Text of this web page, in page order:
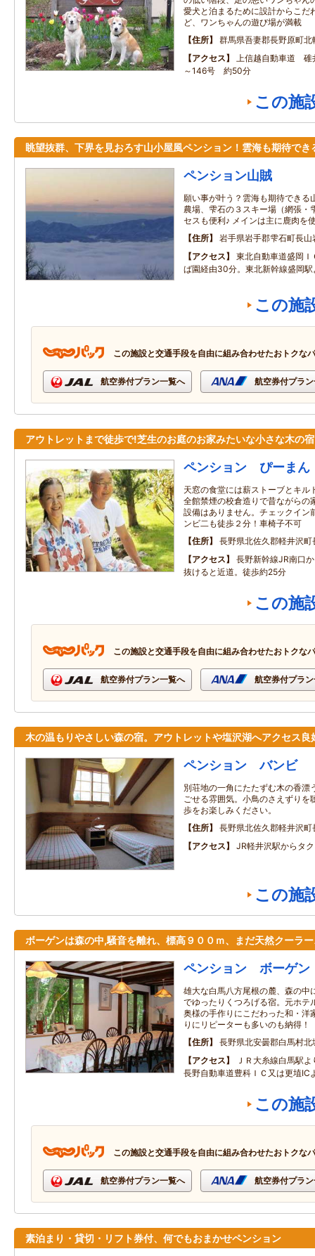
愛犬と泊まるために設計からこだ
ど、ワンちゃんの遊び場が満載
住所
群馬県吾妻郡長野原町
アクセス
上信越自動車道 碓
～146号 約50分
この施
眺望抜群、下界を見おろす山小屋風ペンション！雲海も期待でき
ペンション山賊
願い事が叶う？雲海も期待できる
農場、雫石の３スキー場（網張・
セスも便利♪ メインは主に鹿肉を
住所
岩手県岩手郡雫石町長
アクセス
東北自動車道盛岡
ば園経由30分。東北新幹線盛岡
この施
この施設と交通手段を自由に組み合わせたおトクな
航空券付プラン一覧へ 航空券付プラ
アウトレットまで徒歩で!芝生のお庭のお家みたいな小さな木の
ペンション ぴーまん
天窓の食堂には薪ストーブとキル
全館禁煙の校倉造りで昔ながらの
設備はありません。チェックイン
ンビ二も徒歩２分！車椅子不可
住所
長野県北佐久郡軽井沢
アクセス
長野新幹線JR南口
抜けると近道。徒歩約25分
この施
この施設と交通手段を自由に組み合わせたおトクな
航空券付プラン一覧へ 航空券付プラ
木の温もりやさしい森の宿。アウトレットや塩沢湖へアクセス良
ペンション バンビ
別荘地の一角にたたずむ木の香漂
ごせる雰囲気。小鳥のさえずりを
歩をお楽しみください。
住所
長野県北佐久郡軽井沢
アクセス
JR軽井沢駅からタ
この施
ボーゲンは森の中,騒音を離れ、標高９００ｍ、まだ天然クーラー
ペンション ボーゲン
雄大な白馬八方尾根の麓、森の中
でゆったりくつろげる宿。元ホテ
奥様の手作りにこだわった和・洋
りにリピーターも多いのも納得！
住所
長野県北安曇郡白馬村
アクセス
ＪＲ大糸線白馬駅
長野自動車道豊科ＩＣ又は更埴IC
この施
この施設と交通手段を自由に組み合わせたおトクな
航空券付プラン一覧へ 航空券付プラ
素泊まり・貸切・リフト券付、何でもおまかせペンション